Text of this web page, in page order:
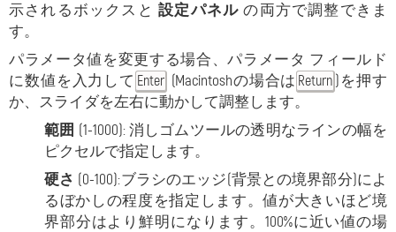
示されるボックスと設定パネル の両方で調整できま
す。
パラメータ値を変更する場合、パラメータ フィールド
に数値を入力して Enter (Macintoshの場合は Return )を押す
か、スライダを左右に動かして調整します。
範囲 (1-1000): 消しゴムツールの透明なラインの幅を
ピクセルで指定します。
硬さ (0-100):ブラシのエッジ(背景との境界部分)によ
るぼかしの程度を指定します。値が大きいほど境
界部分はより鮮明になります。100%に近い値の場